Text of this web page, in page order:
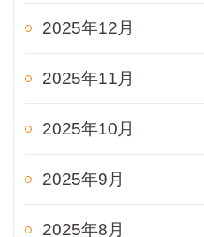
2025年12月
2025年11月
2025年10月
2025年9月
2025年8月